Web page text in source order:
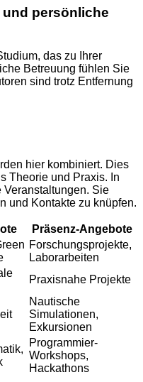
persönliche
das zu Ihrer
Betreuung fühlen Sie
sind trotz Entfernung
hier kombiniert. Dies
Theorie und Praxis. In
Veranstaltungen. Sie
und Kontakte zu knüpfen.
Präsenz-Angebote
Forschungsprojekte,
Laborarbeiten
Praxisnahe Projekte
Nautische
Simulationen,
Exkursionen
Programmier-
Workshops,
Hackathons